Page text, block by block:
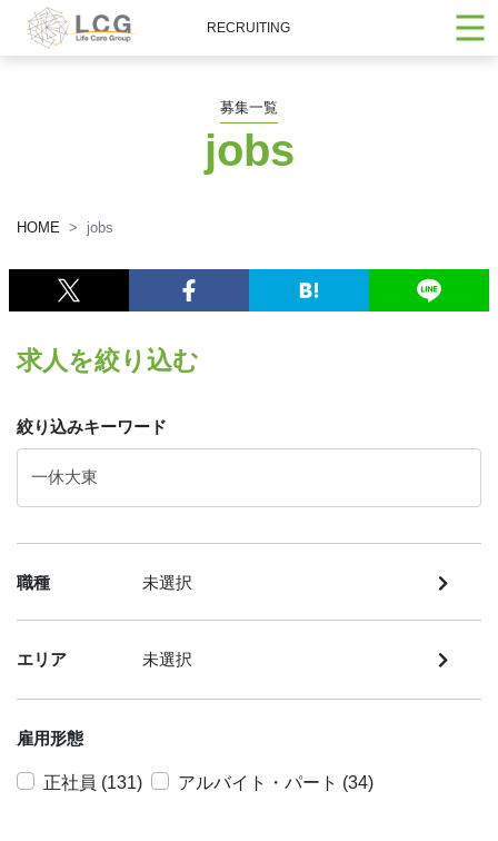
RECRUITING
募集一覧
jobs
HOME jobs
求人を絞り込む
絞り込みキーワード
職種 未選択
エリア 未選択
雇用形態
正社員 (131) アルバイト・パート (34)